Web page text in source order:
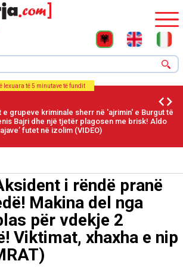
lexuara të 5 minutave të fundit
e grupeve kriminale sherr në 'ajrimin' e Burgut të
Bajri dhe një tjetër plagosen me brisk! Aldo
futet në izolim (VIDEO)
i rëndë pranë
Makina del nga
për vdekje 2
Viktimat, xhaxha e nip